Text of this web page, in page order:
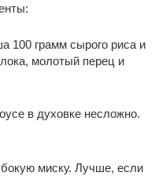
100 грамм сырого риса и
молотый перец и
в духовке несложно.
миску. Лучше, если